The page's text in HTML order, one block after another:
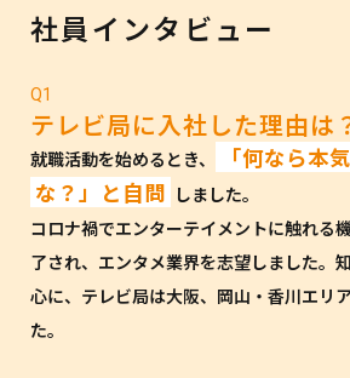
社員インタビュー
Q1
テレビ局に入社した理由は
就職活動を始めるとき、
「何なら本
な？」と自問 しました。
コロナ禍でエンターテイメントに触れる
了され、エンタメ業界を志望しました。
心に、テレビ局は大阪、岡山・香川エリ
た。